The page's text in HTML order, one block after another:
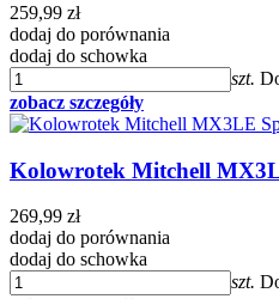
259,99 zł
dodaj do porównania
dodaj do schowka
szt.
zobacz szczegóły
Kolowrotek Mitchell
269,99 zł
dodaj do porównania
dodaj do schowka
szt.